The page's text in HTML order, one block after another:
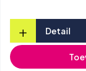
+ Detail